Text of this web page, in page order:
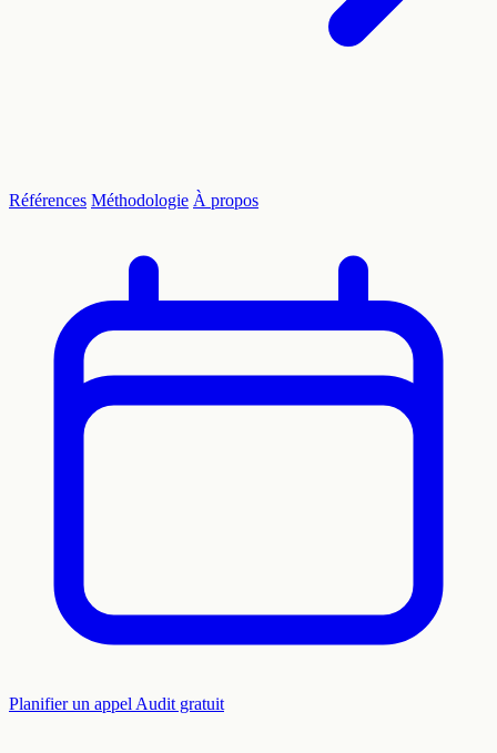
Références Méthodologie À propos
Planifier un appel Audit gratuit